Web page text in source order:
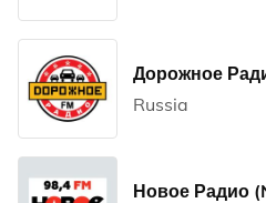
Дорожное
Russia
Новое Радио